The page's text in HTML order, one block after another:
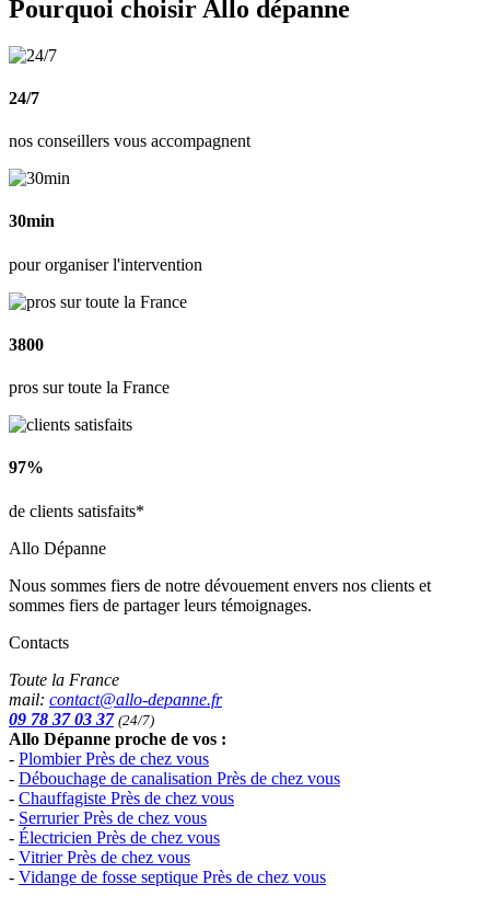
Pourquoi choisir Allo dépanne
24/7
nos conseillers vous accompagnent
30min
pour organiser l'intervention
3800
pros sur toute la France
97%
de clients satisfaits*
Allo Dépanne
Nous sommes fiers de notre dévouement envers nos clients et
sommes fiers de partager leurs témoignages.
Contacts
Toute la France
mail: contact@allo-depanne.fr
09 78 37 03 37 (24/7)
Allo Dépanne proche de vos :
- Plombier Près de chez vous
- Débouchage de canalisation Près de chez vous
- Chauffagiste Près de chez vous
- Serrurier Près de chez vous
- Électricien Près de chez vous
- Vitrier Près de chez vous
- Vidange de fosse septique Près de chez vous